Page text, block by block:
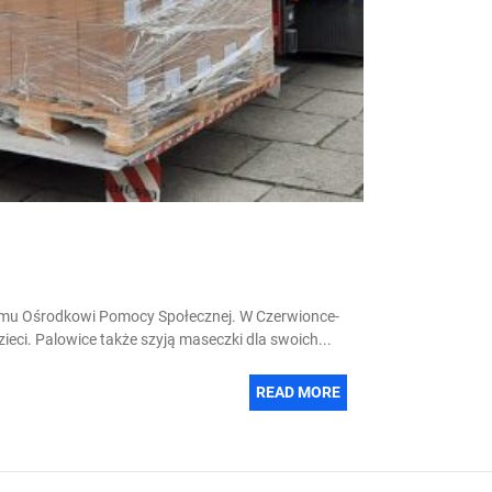
Ośrodkowi Pomocy Społecznej. W Czerwionce-
Palowice także szyją maseczki dla swoich...
READ MORE